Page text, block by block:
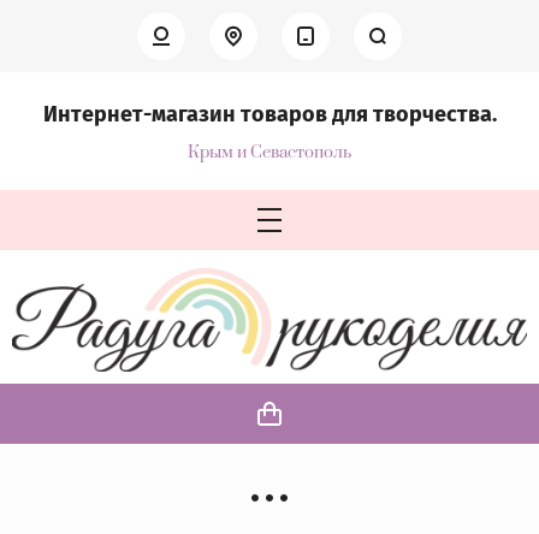
Интернет-магазин товаров для творчества.
Крым и Севастополь